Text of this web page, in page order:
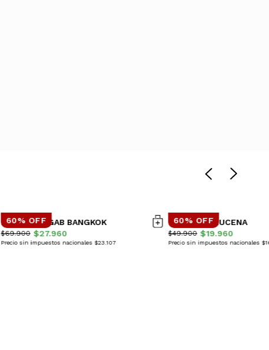
60% OFF
PANTALON GAB BANGKOK
$69.900 $27.960
Precio sin impuestos nacionales $23.107
60% OFF
VESTIDO AZUCENA
$49.900 $19.960
Precio sin impuestos nacionales